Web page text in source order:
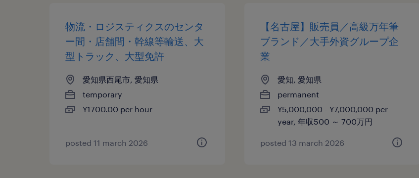
物流・ロジスティクスのセンタ
ー間・店舗間・幹線等輸送、大
型トラック、大型免許
愛知県西尾市, 愛知県
temporary
¥1700.00 per hour
posted 11 march 2026
【名古屋】販売員／高級万年筆
ブランド／大手外資グループ企
業
愛知, 愛知県
permanent
¥5,000,000 - ¥7,000,000 per
year, 年収500 ～ 700万円
posted 13 march 2026